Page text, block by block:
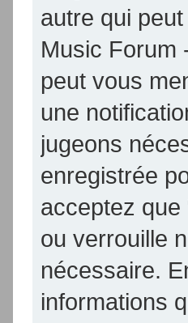
autre qui
Music Forum
peut vous
une
jugeons
enregistrée
acceptez que
ou verrouille
nécessaire.
informations